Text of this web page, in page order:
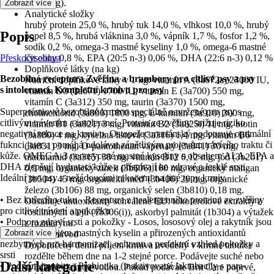
buněk/kg).
Analytické složky
hrubý protein 25,0 %, hrubý tuk 14,0 %, vlhkost 10,0 %, hrubý
popel 8,5 %, hrubá vláknina 3,0 %, vápník 1,7 %, fosfor 1,2 %,
sodík 0,2 %, omega-3 mastné kyseliny 1,0 %, omega-6 mastné
kyseliny 0,8 %, EPA (20:5 n-3) 0,06 %, DHA (22:6 n-3) 0,12 %
Doplňkové látky (na kg)
Nutriční doplňkové látky v 1 kg: vitamín A (3a672a) 23000 IU,
vitamín D3 (3a671) 1700 IU, vitamín E (3a700) 550 mg,
vitamín C (3a312) 350 mg, taurin (3a370) 1500 mg,
cholinchlorid (3a890) 1800 mg, L-karnitin (3a910) 300 mg,
vitamín B1 (3a821) 3 mg, vitamín B2 (3a825i) 11 mg, biotin
(3a880) 4 mg, kyselina listová (3a316) 1,4 mg, vitamín B6
(3a831) 3 mg, D-pantothenan vápenatý (3a841) 30 mg,
niacinamid (3a315) 38 mg, vitamín B12 0,12 mg, jód (3b201)
0,9 mg, organický zinek (3b606) 100 mg, organický mangan
(3b504) 45 mg, organická měď (3b406) 20 mg, organické
železo (3b106) 88 mg, organický selen (3b810) 0,18 mg.
Obsahuje antioxidanty schválené EU: tokoferolové extrakty z
rostlinných olejů (1b306(i)), askorbyl palmitát (1b304) a výtažek
z rozmarýnu.
Krmný návod
Doporučený denní příjem krmiva uvedený v krmné tabulce
rozdělte během dne na 1-2 stejné porce. Podávejte suché nebo
zvlhčené vlažnou vodou. Pokud podáváte Brit Care poprvé,
Zobrazit více
Popis
Přeskočit oblast
Bezobilná receptura Zvěřina a brambory pro citlivé psy a psy
s intolerancí. Kompletní krmivo pro psy
Superprémiové bezobilné krmivo speciálně navržené pro psy s
citlivým trávením a intolerancí. Protein ze zvěřiny snižuje riziko
negativní rekace na krmivo. Ostopeřec mariánský podporuje optimální
fuknci jater a pomáhá odolávat zánětlivým projevům trávícího traktu či
kůže. OMEGA-3 nenasycené mastné kyseliny s obsahem ALA, EPA a
DHA zlepšují hydrataci kůže a příspívají ke zdravé a lesklé srsti.
Ideální pro psy s nežádoucími rekacemi na jiné typy krmiv.
• Bez kuřecího tuku - Receptura z nealergenního proteinu ze zvěřiny
pro citlivé trávení a pokožku
• Podpora zdraví srsti a pokožky - Losos, lososový olej a rakytník jsou
výtečným zdrojem mastných kyselin a přirozených antioxidantů
nezbytných pro harmonizaci, ochranu a perfektní vzhled pokožky a
srsti
• Podpora imunity - Probiotika (inaktivované laktobacily s para-
Zobrazit více
Další kategorie